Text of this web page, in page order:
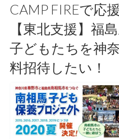
CAMP FIREで応
【東北支援】福
子どもたちを神
料招待したい！